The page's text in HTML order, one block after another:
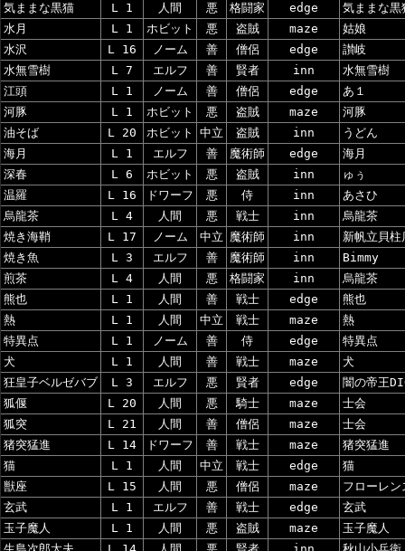
気ままな黒猫
L 1 人間 悪 格闘家 edge
気ままな黒
水月
L 1 ホビット 悪 盗賊 maze
姑娘
水沢
L 16 ノーム 善 僧侶 edge
讃岐
水無雪樹
L 7 エルフ 善 賢者 inn
水無雪樹
江頭
L 1 ノーム 善 僧侶 edge
あ１
河豚
L 1 ホビット 悪 盗賊 maze
河豚
油そば
L 20 ホビット 中立 盗賊 inn
うどん
海月
L 1 エルフ 善 魔術師 edge
海月
深春
L 6 ホビット 悪 盗賊 inn
ゅぅ
温羅
L 16 ドワーフ 悪 侍 inn
あさひ
烏龍茶
L 4 人間 悪 戦士 inn
烏龍茶
焼き海鞘
L 17 ノーム 中立 魔術師 inn
新帆立貝柱
焼き魚
L 3 エルフ 善 魔術師 inn
Bimmy
煎茶
L 4 人間 悪 格闘家 inn
烏龍茶
熊也
L 1 人間 善 戦士 edge
熊也
熱
L 1 人間 中立 戦士 maze
熱
特異点
L 1 ノーム 善 侍 edge
特異点
犬
L 1 人間 善 戦士 maze
犬
狂皇子ベルゼバブ
L 3 エルフ 悪 賢者 edge
闇の帝王
狐偃
L 20 人間 悪 騎士 maze
士会
狐突
L 21 人間 善 僧侶 maze
士会
猪突猛進
L 14 ドワーフ 善 戦士 maze
猪突猛進
猫
L 1 人間 中立 戦士 edge
猫
獣座
L 15 人間 悪 僧侶 maze
フローレン
玄武
L 1 エルフ 善 戦士 edge
玄武
玉子魔人
L 1 人間 悪 盗賊 maze
玉子魔人